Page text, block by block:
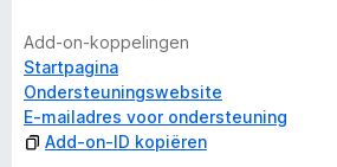
a
a
r
d
e
r
Add-on-koppelingen
Startpagina
Ondersteuningswebsite
E-mailadres voor ondersteuning
Add-on-ID kopiëren